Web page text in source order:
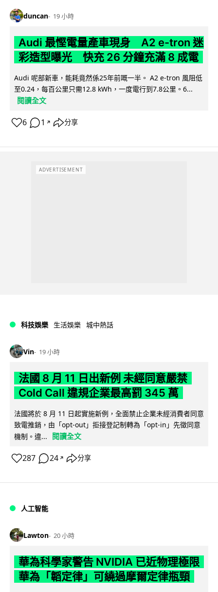
duncan 19 小時
Audi 最慳電量產車現身 A2 e-tron 迷
彩造型曝光 快充 26 分鐘充滿 8 成電
Audi 呢部新車，能耗竟然係25年前嘅一半。 A2 e-tron 風阻低
至0.24，每百公里只需12.8 kWh，一度電行到7.8公里。6...
閱讀全文
6 1 ↗ 分享
ADVERTISEMENT
科技娛樂 生活娛樂 城中熱話
Vin 19 小時
法國 8 月 11 日出新例 未經同意嚴禁
Cold Call 違規企業最高罰 345 萬
法國將於 8 月 11 日起實施新例，全面禁止企業未經消費者同意
致電推銷，由「opt-out」拒接登記制轉為「opt-in」先徵同意
機制。違...
閱讀全文
287 24 ↗ 分享
人工智能
Lawton 20 小時
華為科學家警告 NVIDIA 已近物理極限
華為「韜定律」可繞過摩爾定律瓶頸